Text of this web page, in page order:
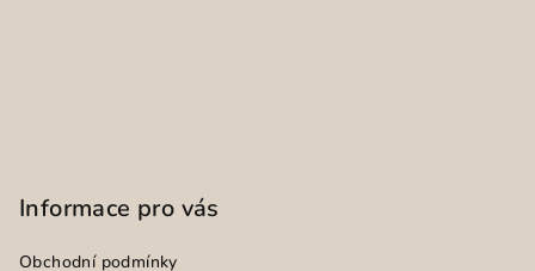
Informace pro vás
Obchodní podmínky